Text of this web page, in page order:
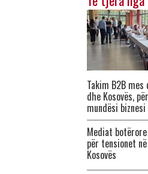
Takim B2B mes
dhe Kosovës,
mundësi biznesi
Mediat
për tensionet
Kosovës